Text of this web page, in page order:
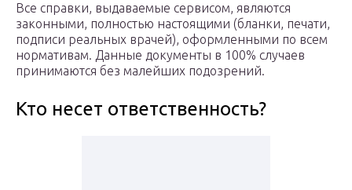
Все справки, выдаваемые сервисом, являются
законными, полностью настоящими (бланки, печати,
подписи реальных врачей), оформленными по всем
нормативам. Данные документы в 100% случаев
принимаются без малейших подозрений.
Кто несет ответственность?